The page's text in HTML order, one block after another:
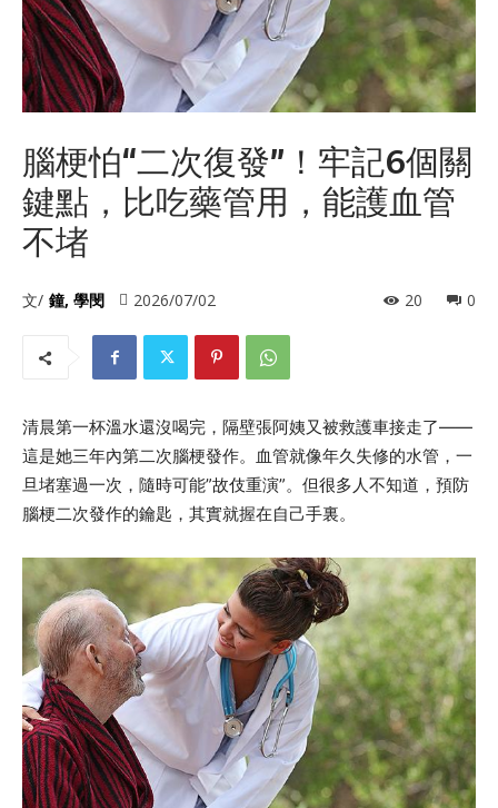
腦梗怕“二次復發”！牢記6個關
鍵點，比吃藥管用，能護血管
不堵
文/ 鐘, 學閔 2026/07/02 0
20
清晨第一杯溫水還沒喝完，隔壁張阿姨又被救護車接走了——
這是她三年內第二次腦梗發作。血管就像年久失修的水管，一
旦堵塞過一次，隨時可能”故伎重演”。但很多人不知道，預防
腦梗二次發作的鑰匙，其實就握在自己手裏。